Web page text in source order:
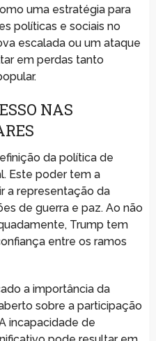
uma estratégia para
políticas e sociais no
escalada ou um ataque
em perdas tanto
NAS
da política de
Este poder tem a
a representação da
de guerra e paz. Ao não
Trump tem
entre os ramos
a importância da
sobre a participação
incapacidade de